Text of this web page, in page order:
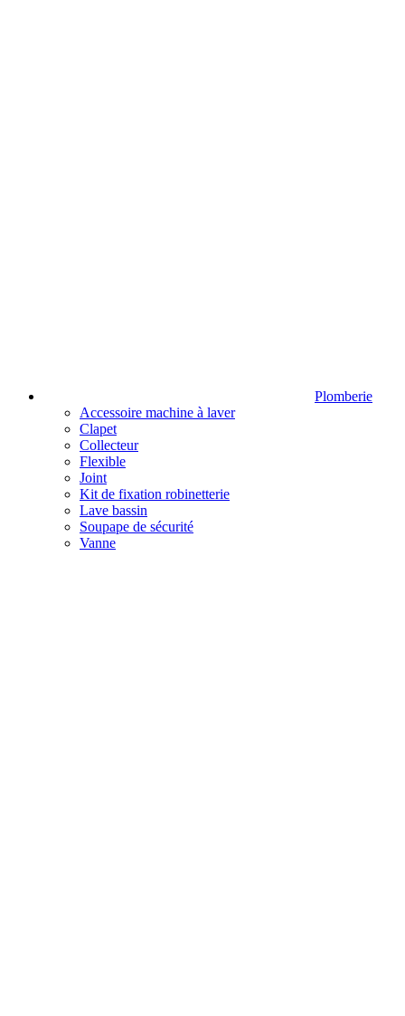
Plomberie
Accessoire machine à laver
Clapet
Collecteur
Flexible
Joint
Kit de fixation robinetterie
Lave bassin
Soupape de sécurité
Vanne